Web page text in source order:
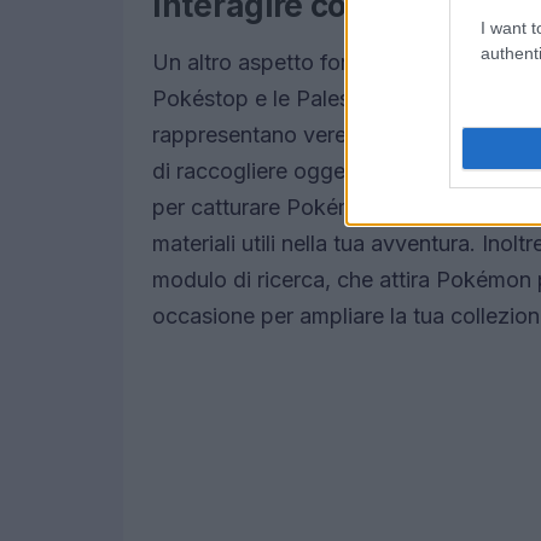
I want
Un altro aspetto fondamentale per il
Pokéstop e le Palestre. Questi luoghi
rappresentano vere e proprie miniere
di raccogliere oggetti essenziali,
per catturare Pokémon. Non
materiali utili nella tua avventura.
modulo di ricerca, che attira
occasione per ampliare la tua